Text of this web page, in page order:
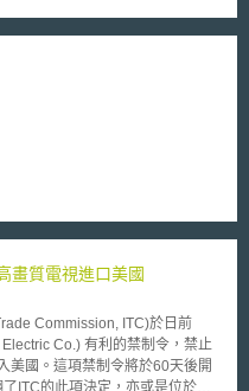
鋪軌，歐盟執委會﹙European
畫質電視進口美國
Commission, ITC)於日前
Co.) 有利的禁制令，禁止
美國。這項禁制令將於60天後開